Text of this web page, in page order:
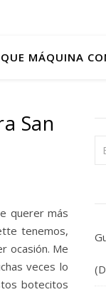
MÁQUINA
San
querer más
tenemos,
ocasión. Me
veces lo
botecitos